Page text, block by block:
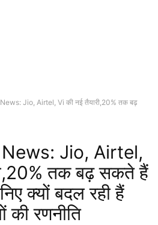
Jio, Airtel, Vi की नई तैयारी,20% तक बढ़
Jio, Airtel,
तक बढ़ सकते हैं
क्यों बदल रही हैं
की रणनीति